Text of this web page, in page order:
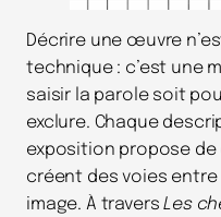
Décrire une œuvre
technique : c’est une
saisir la parole soit
exclure. Chaque
exposition propose de
créent des voies
image. À traversLes